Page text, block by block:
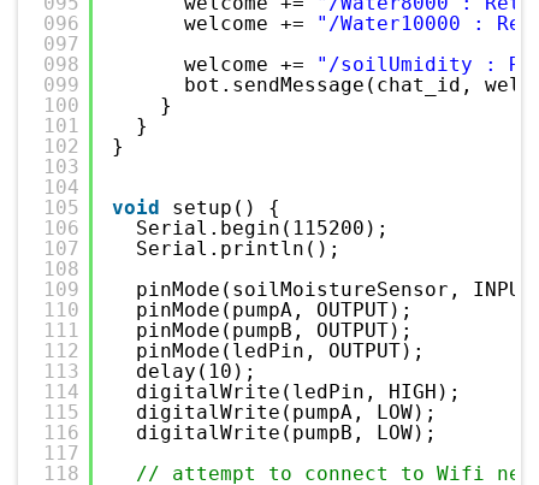
096
097
098
099
100
101
102
103
104
105
106
107
108
109
110
111
112
113
114
115
116
117
118
welcome +=
"/Water10000 :
welcome +=
"/soilUmidity :
bot.sendMessage(chat_id,
}
}
}
void
setup() {
Serial.begin(115200);
Serial.println();
pinMode(soilMoistureSensor,
pinMode(pumpA, OUTPUT);
pinMode(pumpB, OUTPUT);
pinMode(ledPin, OUTPUT);
delay(10);
digitalWrite(ledPin, HIGH);
digitalWrite(pumpA, LOW);
digitalWrite(pumpB, LOW);
// attempt to connect to Wifi